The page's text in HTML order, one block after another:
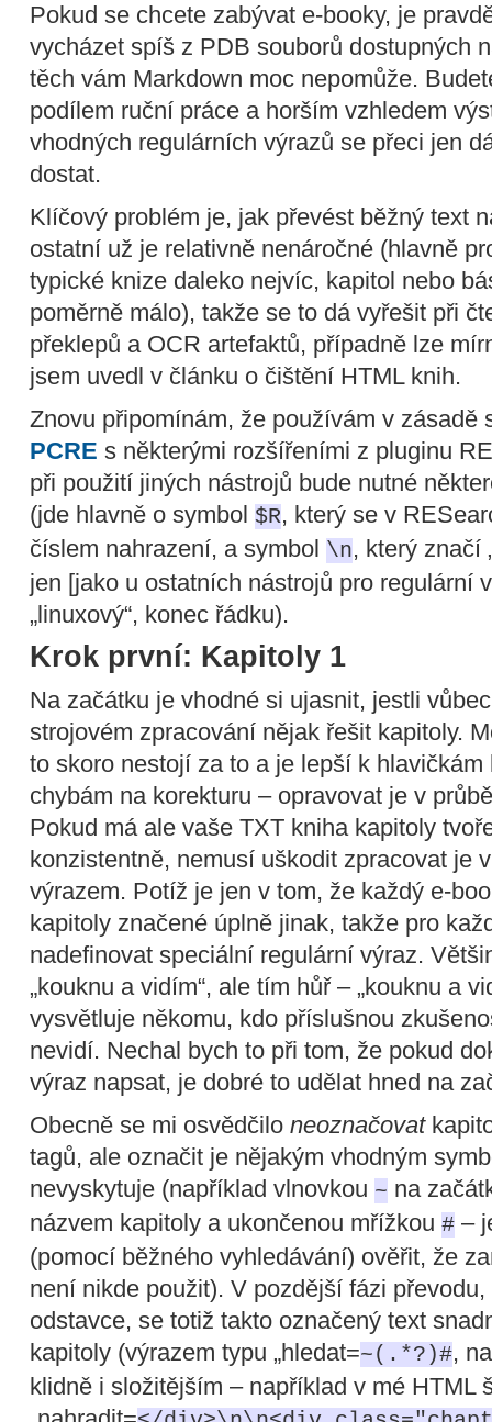
Pokud se chcete zabývat e-booky, je
vycházet spíš z PDB souborů dostupných
těch vám Markdown moc nepomůže.
podílem ruční práce a horším vzhledem
vhodných regulárních výrazů se přeci jen
dostat.
Klíčový problém je, jak převést běžný text
ostatní už je relativně nenáročné (hlavně
typické knize daleko nejvíc, kapitol nebo
poměrně málo), takže se to dá vyřešit při
překlepů a OCR artefaktů, případně lze
jsem uvedl v článku o čištění HTML knih.
Znovu připomínám, že používám v zásadě
PCRE s některými rozšířeními z pluginu
při použití jiných nástrojů bude nutné
(jde hlavně o symbol $R, který se v
číslem nahrazení, a symbol \n, který značí
jen [jako u ostatních nástrojů pro regulární
„linuxový“, konec řádku).
Krok první: Kapitoly 1
Na začátku je vhodné si ujasnit, jestli
strojovém zpracování nějak řešit kapitoly.
to skoro nestojí za to a je lepší k
chybám na korekturu – opravovat je v
Pokud má ale vaše TXT kniha kapitoly
konzistentně, nemusí uškodit zpracovat je
výrazem. Potíž je jen v tom, že každý e-
kapitoly značené úplně jinak, takže pro
nadefinovat speciální regulární výraz.
„kouknu a vidím“, ale tím hůř – „kouknu a
vysvětluje někomu, kdo příslušnou
nevidí. Nechal bych to při tom, že pokud
výraz napsat, je dobré to udělat hned na
Obecně se mi osvědčilo neoznačovat
tagů, ale označit je nějakým vhodným
nevyskytuje (například vlnovkou ~ na
názvem kapitoly a ukončenou mřížkou # –
(pomocí běžného vyhledávání) ověřit, že
není nikde použit). V pozdější fázi
odstavce, se totiž takto označený text
kapitoly (výrazem typu „hledat=~(.*?)#,
klidně i složitějším – například v mé HTML